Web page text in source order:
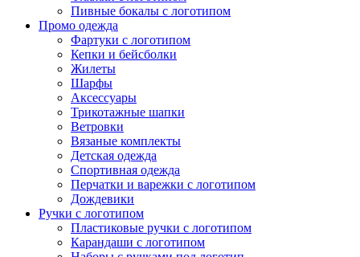
Пивные бокалы с логотипом
Промо одежда
Фартуки с логотипом
Кепки и бейсболки
Жилеты
Шарфы
Аксессуары
Трикотажные шапки
Ветровки
Вязаные комплекты
Детская одежда
Спортивная одежда
Перчатки и варежки с логотипом
Дождевики
Ручки с логотипом
Пластиковые ручки с логотипом
Карандаши с логотипом